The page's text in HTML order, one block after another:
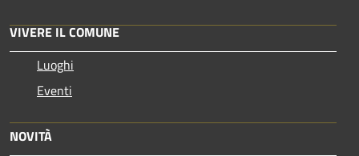
VIVERE IL COMUNE
Luoghi
Eventi
NOVITÀ